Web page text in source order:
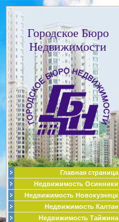
Городское Бюро
Недвижимости
Главная страница
Недвижимость Осинники
Недвижимость Новокузнецк
Недвижимость Калтан
Недвижимость Тайжина